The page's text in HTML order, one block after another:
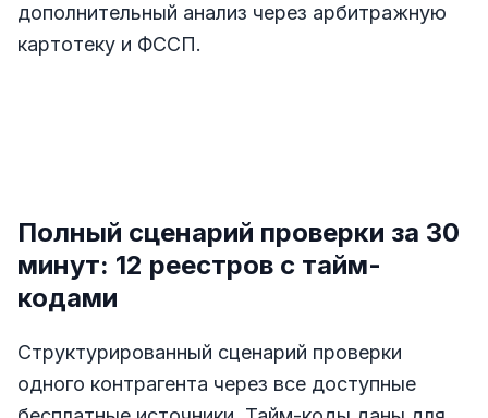
дополнительный анализ через арбитражную
картотеку и ФССП.
Полный сценарий проверки за 30
минут: 12 реестров с тайм-
кодами
Структурированный сценарий проверки
одного контрагента через все доступные